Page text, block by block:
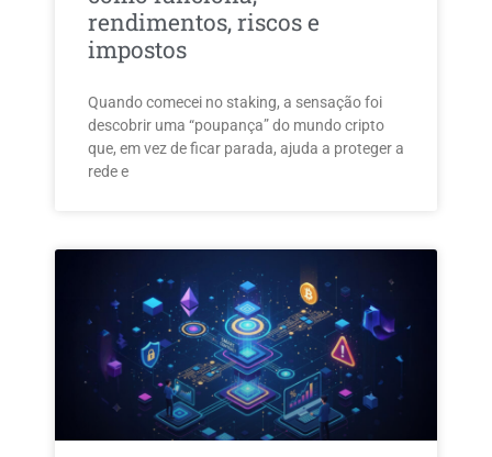
rendimentos, riscos e
impostos
Quando comecei no staking, a sensação foi
descobrir uma “poupança” do mundo cripto
que, em vez de ficar parada, ajuda a proteger a
rede e